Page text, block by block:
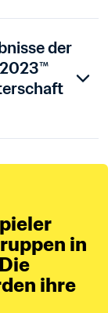
der
in
ihre